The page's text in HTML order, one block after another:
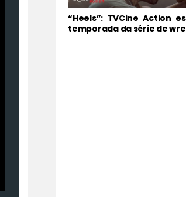
“Heels”: TVCine Action
temporada da série de